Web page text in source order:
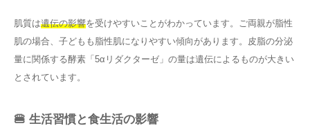
肌質は遺伝の影響を受けやすいことがわかっています。ご両親が脂性
肌の場合、子どもも脂性肌になりやすい傾向があります。皮脂の分泌
量に関係する酵素「5αリダクターゼ」の量は遺伝によるものが大きい
とされています。
🍔 生活習慣と食生活の影響